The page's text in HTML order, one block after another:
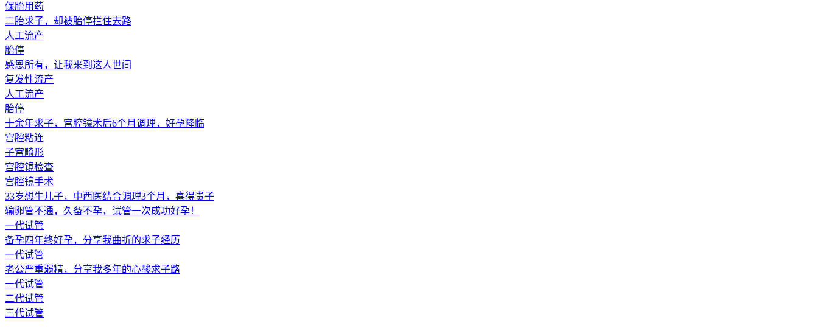
保胎用药
二胎求子，却被胎停拦住去路
人工流产
胎停
感恩所有，让我来到这人世间
复发性流产
人工流产
胎停
十余年求子，宫腔镜术后6个月调理，好孕降临
宫腔粘连
子宫畸形
宫腔镜检查
宫腔镜手术
33岁想生儿子，中西医结合调理3个月，喜得贵子
输卵管不通，久备不孕，试管一次成功好孕！
一代试管
备孕四年终好孕，分享我曲折的求子经历
一代试管
老公严重弱精，分享我多年的心酸求子路
一代试管
二代试管
三代试管